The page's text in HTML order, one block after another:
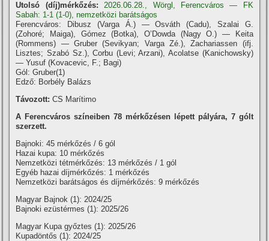
Utolsó (díj)mérkőzés:2026.06.28., Wörgl, Ferencváros — FK
Sabah: 1-1 (1-0), nemzetközi barátságos
Ferencváros: Dibusz (Varga Á.) — Osváth (Cadu), Szalai G.
(Zohoré; Maiga), Gómez (Botka), O’Dowda (Nagy O.) — Keita
(Rommens) — Gruber (Sevikyan; Varga Zé.), Zachariassen (ifj.
Lisztes; Szabó Sz.), Corbu (Levi; Arzani), Acolatse (Kanichowsky)
— Yusuf (Kovacevic, F.; Bagi)
Gól: Gruber(1)
Edző: Borbély Balázs
Távozott: CS Marítimo
A Ferencváros szí­neiben 78 mérkőzésen lépett pályára, 7 gólt
szerzett.
Bajnoki: 45 mérkőzés / 6 gól
Hazai kupa: 10 mérkőzés
Nemzetközi tétmérkőzés: 13 mérkőzés / 1 gól
Egyéb hazai dí­jmérkőzés: 1 mérkőzés
Nemzetközi barátságos és díjmérkőzés: 9 mérkőzés
Magyar Bajnok (1): 2024/25
Bajnoki ezüstérmes (1): 2025/26
Magyar Kupa győztes (1): 2025/26
Kupadöntős (1): 2024/25